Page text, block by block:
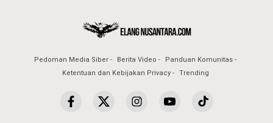
Pedoman Media Siber Berita Video
Panduan Komunitas
Ketentuan dan Kebijakan Privacy
Trending